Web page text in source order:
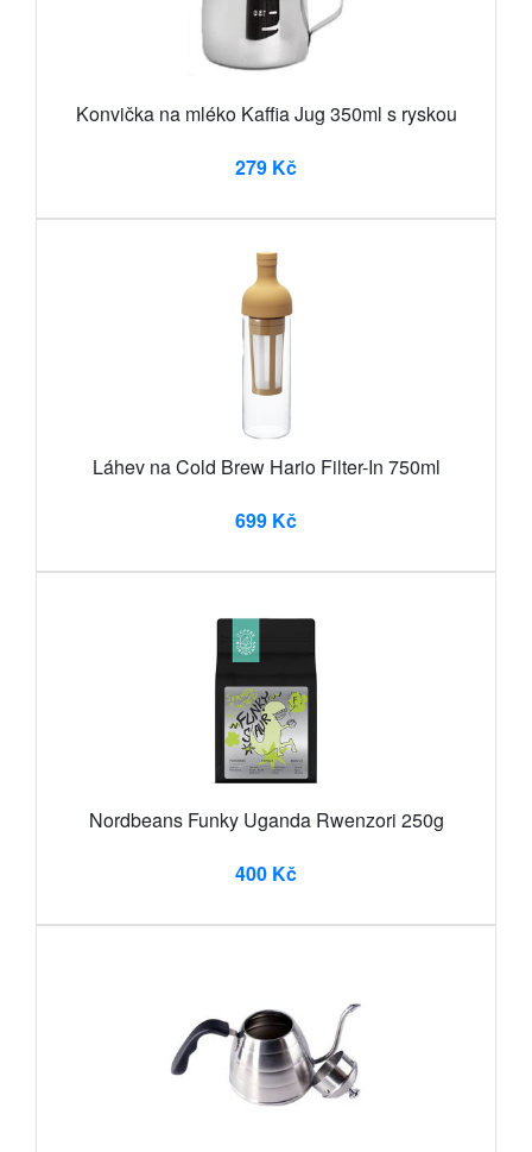
Konvička na mléko Kaffia Jug 350ml s ryskou
279 Kč
Láhev na Cold Brew Hario Filter-In 750ml
699 Kč
Nordbeans Funky Uganda Rwenzori 250g
400 Kč